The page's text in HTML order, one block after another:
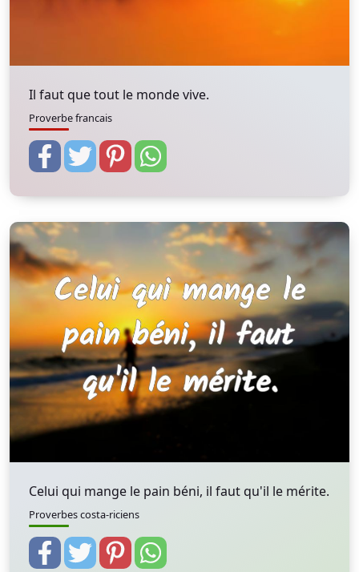
Il faut que tout le monde vive.
Proverbe francais
Celui qui mange le pain béni, il faut qu'il le mérite.
Proverbes costa-riciens